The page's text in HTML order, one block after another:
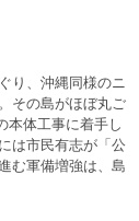
り、沖縄同様のニ
その島がほぼ丸ご
本体工事に着手し
は市民有志が「公
む軍備増強は、島